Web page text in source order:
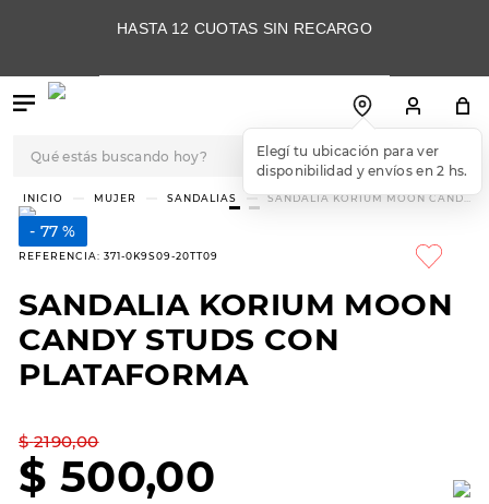
HASTA 12 CUOTAS SIN RECARGO
MUJER SANDALIAS
SANDALIA KORIUM MOON CANDY
77 %
REFERENCIA: 371-0K9S09-20TT09
SANDALIA KORIUM MOON
CANDY STUDS CON
PLATAFORMA
$ 2190,00
$ 500,00
TÉRMINOS MÁS
BUSCADOS
skechers slip-ins